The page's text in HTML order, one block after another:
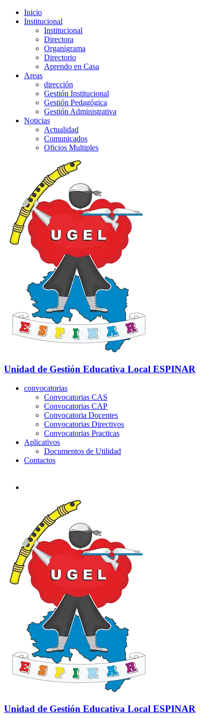
Inicio
Institucional
Institucional
Directora
Organigrama
Directorio
Aprendo en Casa
Areas
dirección
Gestión Institucional
Gestión Pedagógica
Gestión Administrativa
Noticias
Actualidad
Comunicados
Oficios Multiples
Unidad de Gestión Educativa Local ESPINAR
convocatorias
Convocatorias CAS
Convocatorias CAP
Convocatoria Docentes
Convocatorias Directivos
Convocatorias Practicas
Aplicativos
Documentos de Utilidad
Contactos
Unidad de Gestión Educativa Local ESPINAR